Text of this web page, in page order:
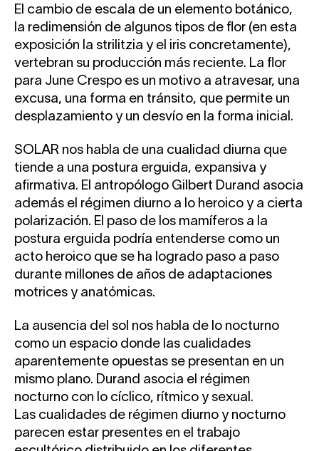
El cambio de escala de un elemento botánico,
la redimensión de algunos tipos de flor (en esta
exposición la strilitzia y el iris concretamente),
vertebran su producción más reciente. La flor
para June Crespo es un motivo a atravesar, una
excusa, una forma en tránsito, que permite un
desplazamiento y un desvío en la forma inicial.
SOLAR nos habla de una cualidad diurna que
tiende a una postura erguida, expansiva y
afirmativa. El antropólogo Gilbert Durand asocia
además el régimen diurno a lo heroico y a cierta
polarización. El paso de los mamíferos a la
postura erguida podría entenderse como un
acto heroico que se ha logrado paso a paso
durante millones de años de adaptaciones
motrices y anatómicas.
La ausencia del sol nos habla de lo nocturno
como un espacio donde las cualidades
aparentemente opuestas se presentan en un
mismo plano. Durand asocia el régimen
nocturno con lo cíclico, rítmico y sexual.
Las cualidades de régimen diurno y nocturno
parecen estar presentes en el trabajo